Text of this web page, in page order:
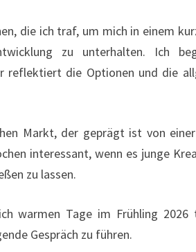
die ich traf, um mich in einem
zu unterhalten. Ich
reflektiert die Optionen und die
Markt, der geprägt ist von
interessant, wenn es junge
zu lassen.
warmen Tage im Frühling
Gespräch zu führen.